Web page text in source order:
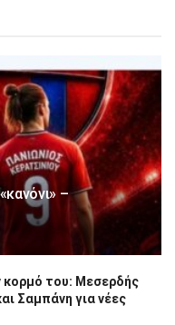
–
κορμό του: Μεσερδής
Σαμπάνη για νέες